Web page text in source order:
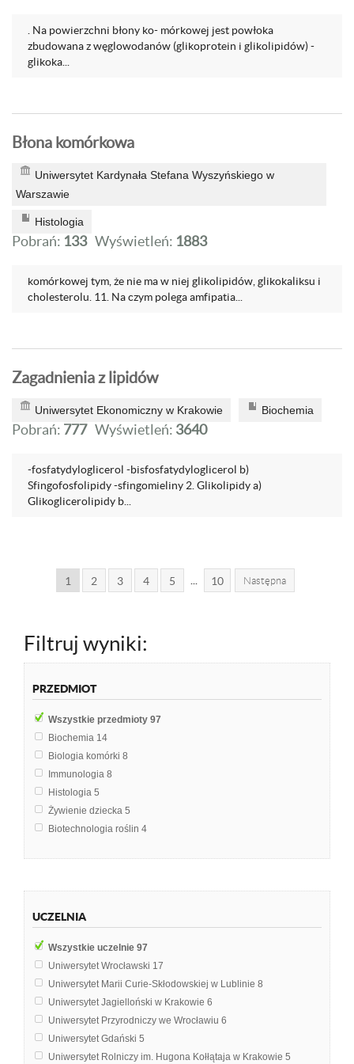
. Na powierzchni błony ko- mórkowej jest powłoka
zbudowana z węglowodanów (glikoprotein i glikolipidów) -
glikoka...
Błona komórkowa
Uniwersytet Kardynała Stefana Wyszyńskiego w
Warszawie
Histologia
Pobrań: 133 Wyświetleń: 1883
komórkowej tym, że nie ma w niej glikolipidów, glikokaliksu i
cholesterolu. 11. Na czym polega amfipatia...
Zagadnienia z lipidów
Uniwersytet Ekonomiczny w Krakowie Biochemia
Pobrań: 777 Wyświetleń: 3640
-fosfatydyloglicerol -bisfosfatydyloglicerol b)
Sfingofosfolipidy -sfingomieliny 2. Glikolipidy a)
Glikoglicerolipidy b...
1 2 3 4 5 10 Następna
Filtruj wyniki:
PRZEDMIOT
Wszystkie przedmioty 97
Biochemia 14
Biologia komórki 8
Immunologia 8
Histologia 5
Żywienie dziecka 5
Biotechnologia roślin 4
Analiza żywności
UCZELNIA
Wszystkie uczelnie 97
Uniwersytet Wrocławski 17
Uniwersytet Marii Curie-Skłodowskiej w Lublinie 8
Uniwersytet Jagielloński w Krakowie 6
Uniwersytet Przyrodniczy we Wrocławiu 6
Uniwersytet Gdański 5
Uniwersytet Rolniczy im. Hugona Kołłątaja w Krakowie 5